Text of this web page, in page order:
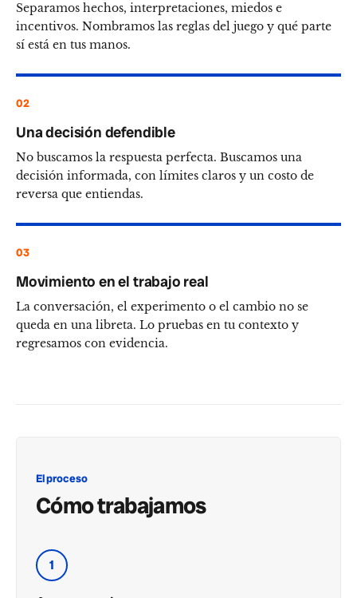
Separamos hechos, interpretaciones, miedos e
incentivos. Nombramos las reglas del juego y qué parte
sí está en tus manos.
02
Una decisión defendible
No buscamos la respuesta perfecta. Buscamos una
decisión informada, con límites claros y un costo de
reversa que entiendas.
03
Movimiento en el trabajo real
La conversación, el experimento o el cambio no se
queda en una libreta. Lo pruebas en tu contexto y
regresamos con evidencia.
El proceso
Cómo trabajamos
1